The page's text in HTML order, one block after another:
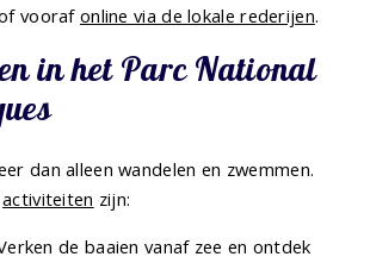
vooraf online via de lokale rederijen.
in het Parc National
dan alleen wandelen en zwemmen.
activiteiten zijn:
de baaien vanaf zee en ontdek